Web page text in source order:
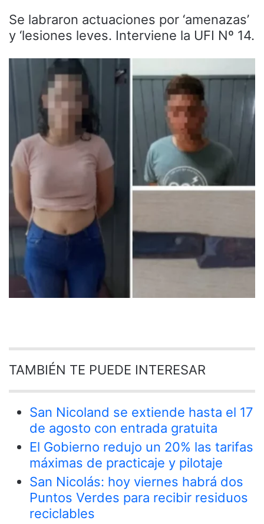
Se labraron actuaciones por ‘amenazas’
y ‘lesiones leves. Interviene la UFI Nº 14.
TAMBIÉN TE PUEDE INTERESAR
San Nicoland se extiende hasta el 17
de agosto con entrada gratuita
El Gobierno redujo un 20% las tarifas
máximas de practicaje y pilotaje
San Nicolás: hoy viernes habrá dos
Puntos Verdes para recibir residuos
reciclables